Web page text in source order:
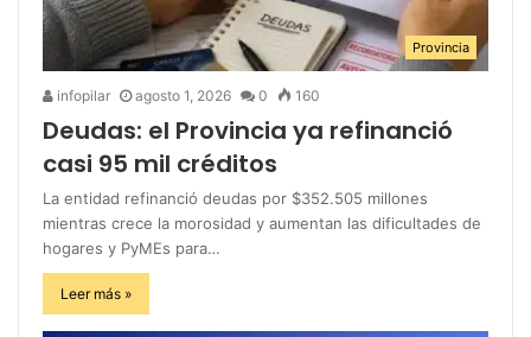
Provincia
infopilar agosto 1, 2026 0 160
Deudas: el Provincia ya refinanció
casi 95 mil créditos
La entidad refinanció deudas por $352.505 millones
mientras crece la morosidad y aumentan las dificultades de
hogares y PyMEs para…
Leer más »